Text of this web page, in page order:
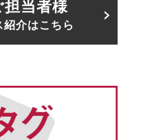
当者様
介はこちら